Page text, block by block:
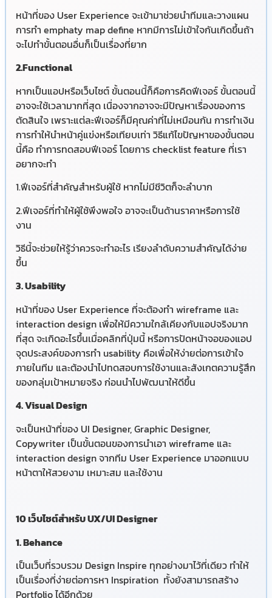
หน้าที่ของ User Experience จะเข้ามาช่วยนำทีมและวางแผน
การทำ emphaty map define หากมีการไม่เข้าใจกันเกิดขึ้นถ้า
จะไปทำขั้นตอนอื่นก็เป็นเรื่องที่ยาก
2.Functional
หากเป็นแอปหรือเว็บไซต์ ขั้นตอนนี้ก็คือการคิดฟีเจอร์ ขั้นตอนนี้
อาจจะใช้เวลามากที่สุด เนื่องจากอาจจะมีปัญหาเรื่องของการ
ตัดสินใจ เพราะแต่ละฟีเจอร์ก็มีคุณค่าที่ไม่เหมือนกัน การทำเงิน
การทำให้นำหน้าคู่แข่งหรือเทียบเท่า วิธีแก้ไขปัญหาของขั้นตอน
นี้คือ ทำการทดสอบฟีเจอร์ โดยการ checklist feature ที่เรา
อยากจะทำ
1.ฟีเจอร์ที่สำคัญสำหรับผู้ใช้ หากไม่มีชีวิตก็จะลำบาก
2.ฟีเจอร์ที่ทำให้ผู้ใช้พึงพอใจ อาจจะเป็นด้านราคาหรือการใช้
งาน
วิธีนี้จะช่วยให้รู้ว่าควรจะทำอะไร เรียงลำดับความสำคัญได้ง่าย
ขึ้น
3. Usability
หน้าที่ของ User Experience ที่จะต้องทำ wireframe และ
interaction design เพื่อให้มีความใกล้เคียงกับแอปจริงมาก
ที่สุด จะเกิดอะไรขึ้นเมื่อคลิกที่ปุ่มนี้ หรือการปัดหน้าจอของแอป
จุดประสงค์ของการทำ usability คือเพื่อให้ง่ายต่อการเข้าใจ
ภายในทีม และต้องนำไปทดสอบการใช้งานและสังเกตความรู้สึก
ของกลุ่มเป้าหมายจริง ก่อนนำไปพัฒนาให้ดีขึ้น
4. Visual Design
จะเป็นหน้าที่ของ UI Designer, Graphic Designer,
Copywriter เป็นขั้นตอนของการนำเอา wireframe และ
interaction design จากทีม User Experience มาออกแบบ
หน้าตาให้สวยงาม เหมาะสม และใช้งาน
10 เว็บไซต์สำหรับ UX/UI Designer
1. Behance
เป็นเว็บที่รวบรวม Design Inspire ทุกอย่างมาไว้ที่เดียว ทำให้
เป็นเรื่องที่ง่ายต่อการหา Inspiration ทั้งยังสามารถสร้าง
Portfolio ได้อีกด้วย